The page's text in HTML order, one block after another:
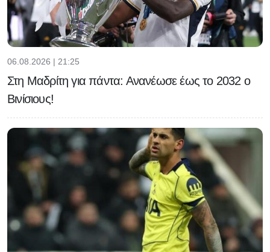
06.08.2026 | 21:25
Στη Μαδρίτη για πάντα: Ανανέωσε έως το 2032 ο
Βινίσιους!